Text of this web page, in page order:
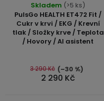
PulsGo HEALTH ET472 Fit /
Cukr v krvi / EKG / Krevní
tlak / Složky krve / Teplota
/ Hovory / AI asistent
hodnocení
produktu
je
5,0
5
hvězdiček.
Skladem (>5 ks)
2 290 Kč
3 290 Kč (–30 %)